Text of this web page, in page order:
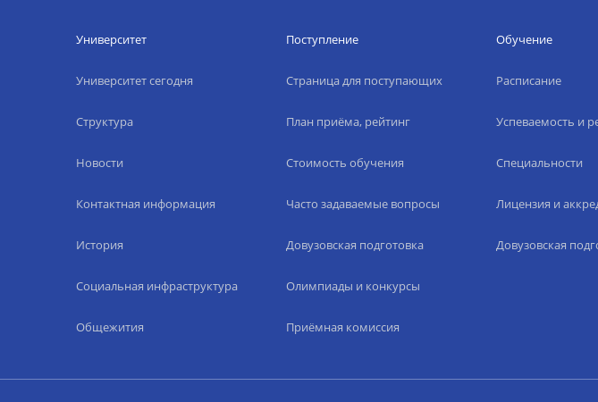
Университет
Университет сегодня
Структура
Новости
Контактная информация
История
Социальная инфраструктура
Общежития
Поступление
Страница для поступающих
План приёма, рейтинг
Стоимость обучения
Часто задаваемые вопросы
Довузовская подготовка
Олимпиады и конкурсы
Приёмная комиссия
Обучение
Расписание
Успеваемость и
Специальности
Лицензия и
Довузовская